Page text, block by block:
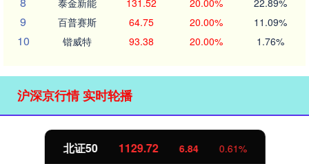
9 百普赛斯 64.75 20.00% 11.09%
10 锴威特 93.38 20.00% 1.76%
沪深京行情 实时轮播
北证50 1129.72 6.84 0.61%